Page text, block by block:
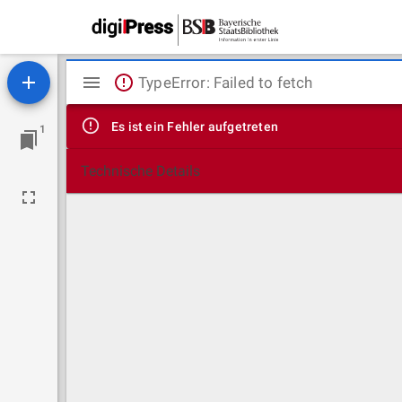
1
Mirador
Viewer
TypeError: Failed to fetch
Es ist ein Fehler aufgetreten
Technische Details